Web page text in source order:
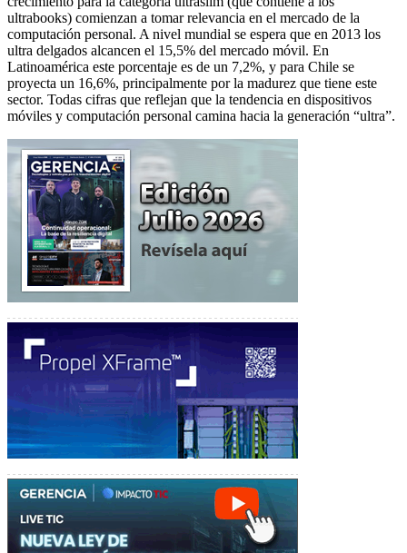
ultrabooks) comienzan a tomar relevancia en el mercado de la
computación personal. A nivel mundial se espera que en 2013 los
ultra delgados alcancen el 15,5% del mercado móvil. En
Latinoamérica este porcentaje es de un 7,2%, y para Chile se
proyecta un 16,6%, principalmente por la madurez que tiene este
sector. Todas cifras que reflejan que la tendencia en dispositivos
móviles y computación personal camina hacia la generación “ultra”.